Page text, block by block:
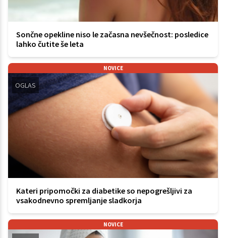
Sončne opekline niso le začasna nevšečnost: posledice
lahko čutite še leta
NOVICE
OGLAS
Kateri pripomočki za diabetike so nepogrešljivi za
vsakodnevno spremljanje sladkorja
NOVICE